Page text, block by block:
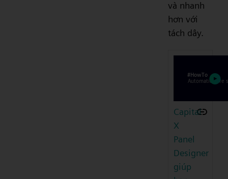
và nhanh
hơn với
tách dây.
Capital
X
Panel
Designer
giúp